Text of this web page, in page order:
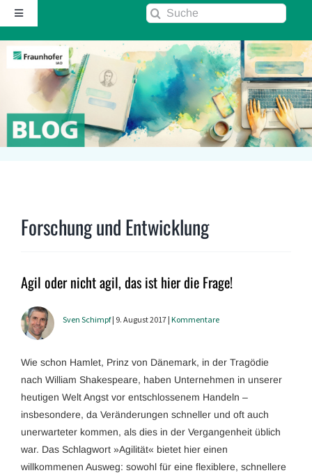
Zum
Inhalt
springen
Toggle
Navigation
Startseite
Über diesen Blog
Kontakt
RSS
Fraunhofer IAO ↗
Suche
Forschung und Entwicklung
Agil oder nicht agil, das ist hier die Frage!
Sven Schimpf| 9. August 2017 | Kommentare
Wie schon Hamlet, Prinz von Dänemark, in der Tragödie
nach William Shakespeare, haben Unternehmen in unserer
heutigen Welt Angst vor entschlossenem Handeln –
insbesondere, da Veränderungen schneller und oft auch
unerwarteter kommen, als dies in der Vergangenheit üblich
war. Das Schlagwort »Agilität« bietet hier einen
willkommenen Ausweg: sowohl für eine flexiblere, schnellere